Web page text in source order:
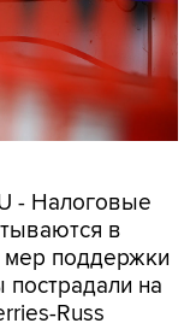
- Налоговые
в
мер поддержки
на
Russ